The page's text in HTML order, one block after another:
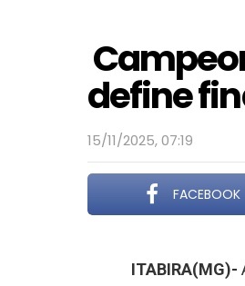
define
15/11/2025, 07:19
FACEBOOK
ITABIRA(MG)-